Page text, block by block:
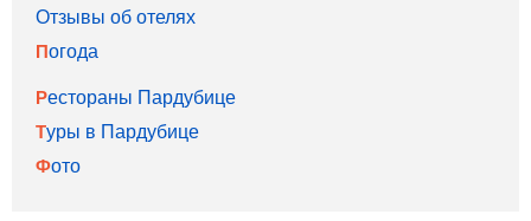
Отзывы об отелях
Погода
Рестораны Пардубице
Туры в Пардубице
Фото